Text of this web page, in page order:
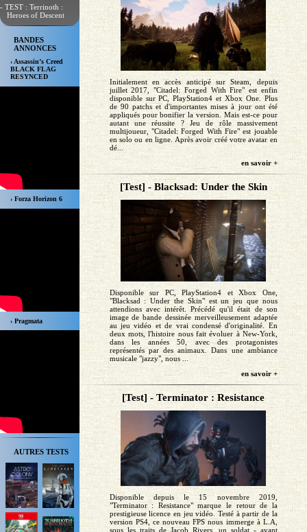
- TEST : Terrinoth :
Heroes of Descent
BANDES
ANNONCES
› Assassin’s Creed
BLACK FLAG
RESYNCED
› Forza Horizon 6
› Pragmata
AUTRES TESTS
Initialement en accès anticipé sur Steam, depuis
juillet 2017, "Citadel: Forged With Fire" est enfin
disponible sur PC, PlayStation4 et Xbox One. Plus
de 90 patchs et d'importantes mises à jour ont été
appliqués pour bonifier la version. Mais est-ce pour
autant une réussite ? Jeu de rôle massivement
multijoueur, "Citadel: Forged With Fire" est jouable
en solo ou en ligne. Après avoir créé votre avatar en
dé...
en savoir +
[Test] - Blacksad: Under the Skin
Disponible sur PC, PlayStation4 et Xbox One,
"Blacksad : Under the Skin" est un jeu que nous
attendions avec intérêt. Précédé qu'il était de son
image de bande dessinée merveilleusement adaptée
au jeu vidéo et de vrai condensé d'originalité. En
deux mots, l'histoire nous fait évoluer à New-York,
dans les années 50, avec des protagonistes
représentés par des animaux. Dans une ambiance
musicale "jazzy", nous ...
en savoir +
[Test] - Terminator : Resistance
Disponible depuis le 15 novembre 2019,
"Terminator : Resistance" marque le retour de la
prestigieuse licence en jeu vidéo. Testé à partir de la
version PS4, ce nouveau FPS nous immerge à L.A,
sous les traits de Jacob Rivers, un soldat - ayant